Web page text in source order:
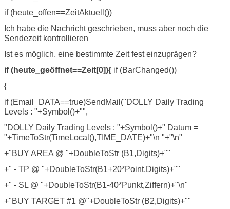
if (heute_offen==ZeitAktuell())
Ich habe die Nachricht geschrieben, muss aber noch die
Sendezeit kontrollieren
Ist es möglich, eine bestimmte Zeit fest einzuprägen?
if (heute_geöffnet==Zeit[0]){ if (BarChanged())
{
if (Email_DATA==true)SendMail("DOLLY Daily Trading
Levels : "+Symbol()+"",
"DOLLY Daily Trading Levels : "+Symbol()+" Datum =
"+TimeToStr(TimeLocal(),TIME_DATE)+"\n "+"\n"
+"BUY AREA @ "+DoubleToStr (B1,Digits)+""
+" - TP @ "+DoubleToStr(B1+20*Point,Digits)+""
+" - SL @ "+DoubleToStr(B1-40*Punkt,Ziffern)+"\n"
+"BUY TARGET #1 @"+DoubleToStr (B2,Digits)+""